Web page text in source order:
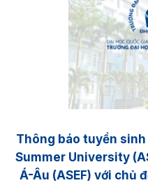
Thông báo tuyển
Summer University
Á-Âu (ASEF) với chủ